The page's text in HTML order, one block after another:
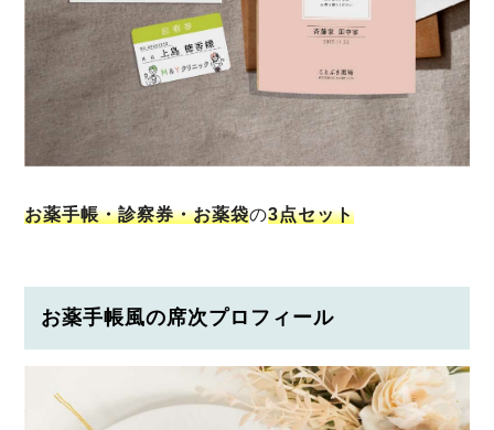
お薬手帳・診察券・お薬袋の3点セット
お薬手帳風の席次プロフィール